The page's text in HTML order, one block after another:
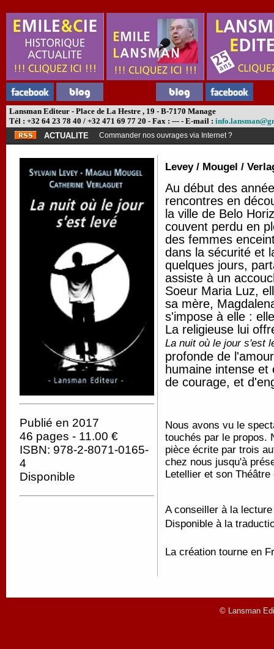
Lansman Editeur - Place de La Hestre , 19 - B-7170 Manage
Tél : +32 64 23 78 40 / +32 471 69 77 20 - Fax : --- - E-mail :
ACTUALITE
Commander nos ouvrages via Internet ?
Publié en 2017
46 pages - 11.00 €
ISBN: 978-2-8071-0165-
4
Disponible
Levey / Mougel /
Au début des
rencontres en
la ville de Belo
couvent perdu en
des femmes
dans la sécurité et
quelques jours,
assiste à un
Soeur Maria Luz,
sa mère,
s'impose à elle :
La religieuse lui
La nuit où le jour s'est
profonde de
humaine intense et
de courage, et
Nous avons vu le
touchés par le propos.
pièce écrite par trois
chez nous jusqu'à
Letellier et son
A conseiller à la
Disponible à la
La création tourne en
© Lansman